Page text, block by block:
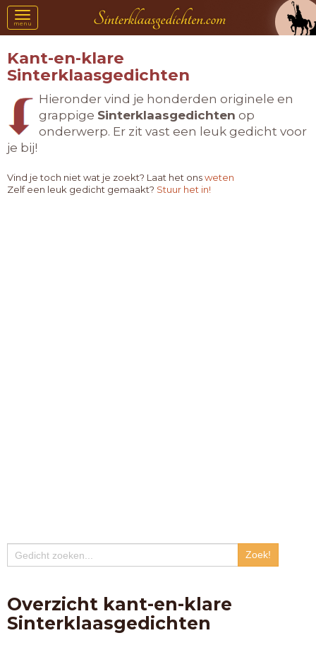
Toggle
navigation
menu
Kant-en-klare
Sinterklaasgedichten
Hieronder vind je honderden originele en
grappige Sinterklaasgedichten op
onderwerp. Er zit vast een leuk gedicht voor
je bij!
Vind je toch niet wat je zoekt? Laat het onsweten
Zelf een leuk gedicht gemaakt? Stuur het in!
Overzicht kant-en-klare
Sinterklaasgedichten